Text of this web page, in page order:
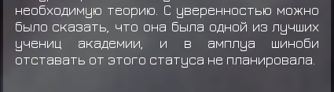
необходимую теорию. С уверенностью можно
было сказать, что она была одной из лучших
учениц академии, и в амплуа шиноби
отставать от этого статуса не планировала.